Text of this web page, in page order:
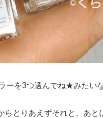
ーを3つ選んでね★みたい
とりあえずそれと、あと